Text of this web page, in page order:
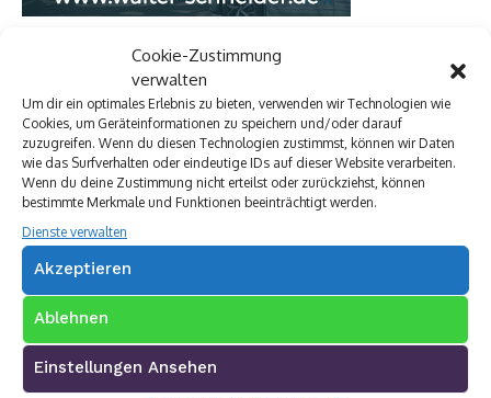
Cookie-Zustimmung
verwalten
Um dir ein optimales Erlebnis zu bieten, verwenden wir Technologien wie
Cookies, um Geräteinformationen zu speichern und/oder darauf
zuzugreifen. Wenn du diesen Technologien zustimmst, können wir Daten
wie das Surfverhalten oder eindeutige IDs auf dieser Website verarbeiten.
Wenn du deine Zustimmung nicht erteilst oder zurückziehst, können
bestimmte Merkmale und Funktionen beeinträchtigt werden.
Dienste verwalten
Akzeptieren
Ablehnen
Einstellungen Ansehen